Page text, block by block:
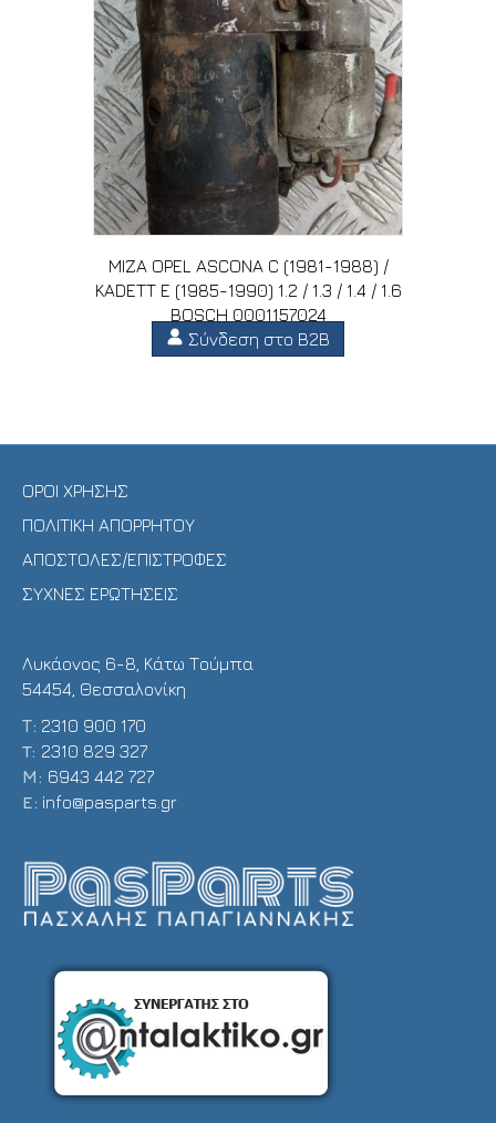
ΜΙΖΑ OPEL ASCONA C (1981-1988) /
KADETT E (1985-1990) 1.2 / 1.3 / 1.4 / 1.6
BOSCH 0001157024
Σύνδεση στο B2B
ΟΡΟΙ ΧΡΗΣΗΣ
ΠΟΛΙΤΙΚΗ ΑΠΟΡΡΗΤΟΥ
ΑΠΟΣΤΟΛΕΣ/ΕΠΙΣΤΡΟΦΕΣ
ΣΥΧΝΕΣ ΕΡΩΤΗΣΕΙΣ
Λυκάονος 6-8, Κάτω Τούμπα
54454, Θεσσαλονίκη
Τ: 2310 900 170
T: 2310 829 327
Μ: 6943 442 727
E: info@pasparts.gr